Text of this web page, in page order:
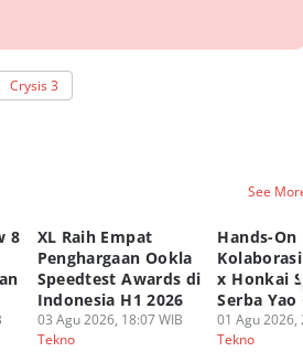
Crysis 3
See
8
XL Raih Empat
Penghargaan Ookla
Speedtest Awards di
Indonesia H1 2026
03 Agu 2026, 18:07 WIB
Tekno
Hands-On
Kolaborasi
x Honkai
Serba Yao
01 Agu 2026,
Tekno